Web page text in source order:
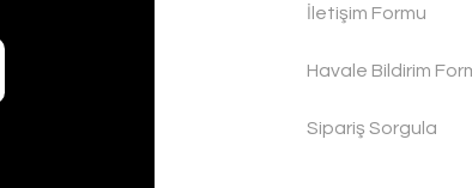
İletişim Formu
Havale Bildirim
Sipariş Sorgula